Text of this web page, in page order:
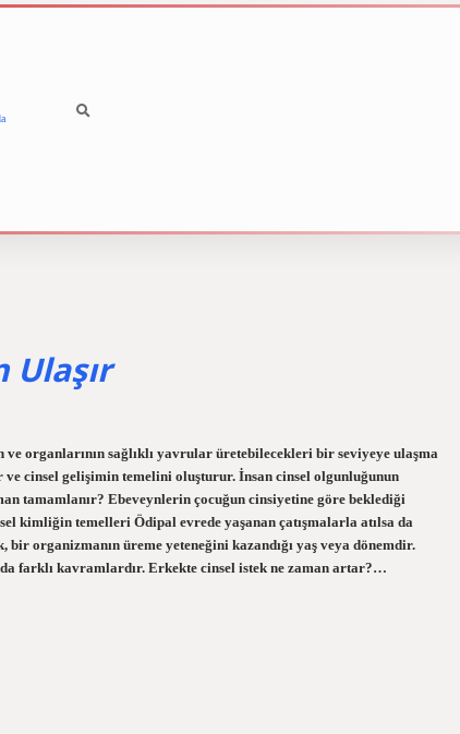
Ulaşır
organlarının sağlıklı yavrular üretebilecekleri bir seviyeye ulaşma
cinsel gelişimin temelini oluşturur. İnsan cinsel olgunluğunun
tamamlanır? Ebeveynlerin çocuğun cinsiyetine göre beklediği
kimliğin temelleri Ödipal evrede yaşanan çatışmalarla atılsa da
organizmanın üreme yeteneğini kazandığı yaş veya dönemdir.
farklı kavramlardır. Erkekte cinsel istek ne zaman artar?…